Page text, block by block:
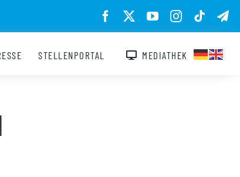
STELLENPORTAL MEDIATHEK